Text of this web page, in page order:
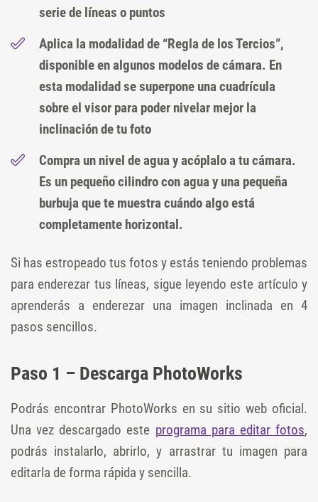
serie de líneas o puntos
Aplica la modalidad de “Regla de los Tercios”,
disponible en algunos modelos de cámara. En
esta modalidad se superpone una cuadrícula
sobre el visor para poder nivelar mejor la
inclinación de tu foto
Compra un nivel de agua y acóplalo a tu cámara.
Es un pequeño cilindro con agua y una pequeña
burbuja que te muestra cuándo algo está
completamente horizontal.
Si has estropeado tus fotos y estás teniendo problemas
para enderezar tus líneas, sigue leyendo este artículo y
aprenderás a enderezar una imagen inclinada en 4
pasos sencillos.
Paso 1 – Descarga PhotoWorks
Podrás encontrar PhotoWorks en su sitio web oficial.
Una vez descargado este programa para editar fotos,
podrás instalarlo, abrirlo, y arrastrar tu imagen para
editarla de forma rápida y sencilla.